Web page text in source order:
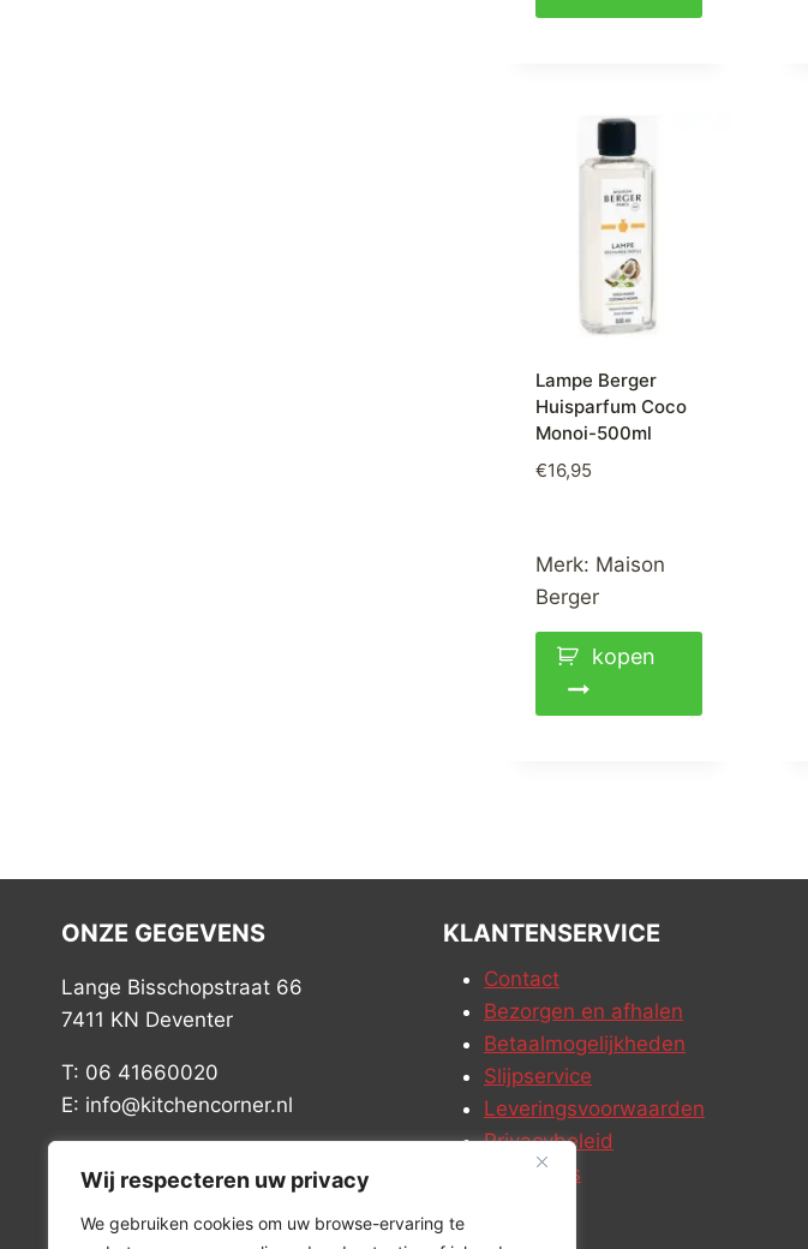
Wij respecteren uw privacy
We gebruiken cookies om uw browse-ervaring te
Lampe Berger
Huisparfum Coco
Monoi-500ml
€16,95
Merk: Maison
Berger
kopen
ONZE GEGEVENS
Lange Bisschopstraat 66
7411 KN Deventer
T: 06 41660020
E: info@kitchencorner.nl
BTW: NL001915997B81
KLANTENSERVICE
Contact
Bezorgen en afhalen
Betaalmogelijkheden
Slijpservice
Leveringsvoorwaarden
Privacybeleid
Vacatures